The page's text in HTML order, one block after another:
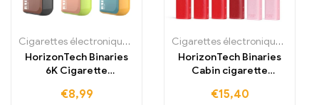
Cigarettes électroniques jetables ,Cigarettes électroniques
HorizonTech Binaries
6K Cigarette
6000 bouffées
€8,99
Cigarettes électroniques jetables
HorizonTech Binaries
Cabin cigarette
000 bouffées
€15,40